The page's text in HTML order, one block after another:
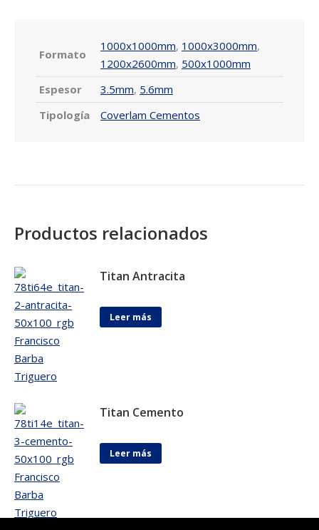
Formato
1000x1000mm, 1000x3000mm,
1200x2600mm, 500x1000mm
Espesor
3.5mm, 5.6mm
Tipología
Coverlam Cementos
Productos relacionados
Titan Antracita
Leer más
Titan Cemento
Leer más